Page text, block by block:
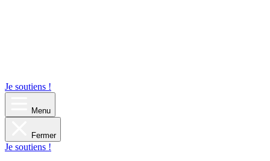
Je soutiens !
Menu
Fermer
Je soutiens !